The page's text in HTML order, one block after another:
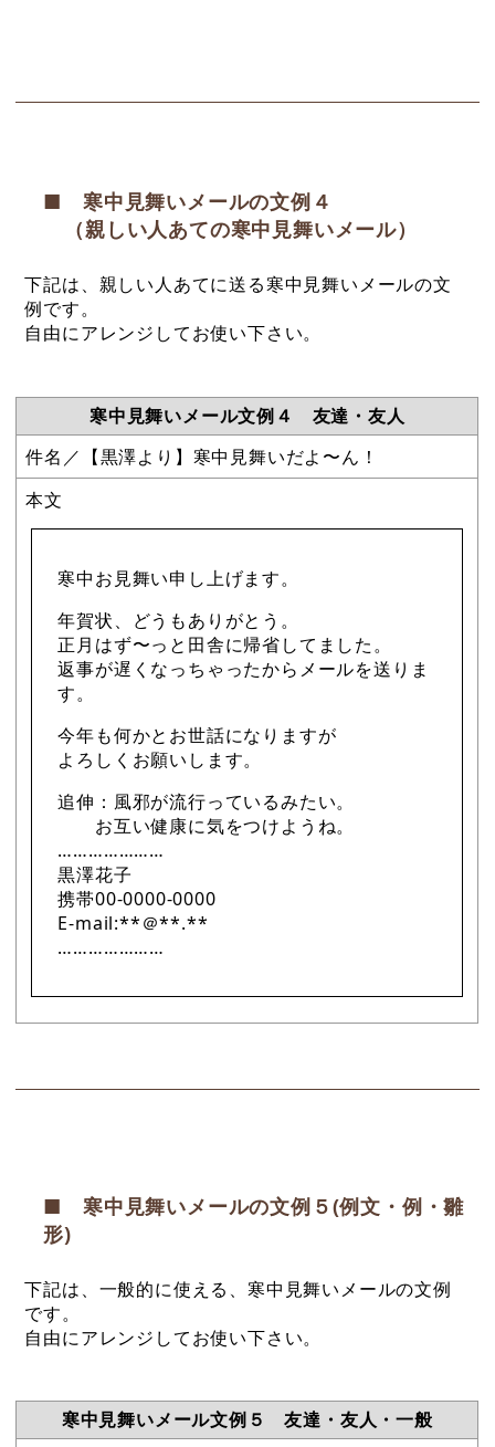
■ 寒中見舞いメールの文例４
（親しい人あての寒中見舞いメール）
下記は、親しい人あてに送る寒中見舞いメールの文
例です。
自由にアレンジしてお使い下さい。
寒中見舞いメール文例４ 友達・友人
件名／【黒澤より】寒中見舞いだよ〜ん！
本文
寒中お見舞い申し上げます。
年賀状、どうもありがとう。
正月はず〜っと田舎に帰省してました。
返事が遅くなっちゃったからメールを送りま
す。
今年も何かとお世話になりますが
よろしくお願いします。
追伸：風邪が流行っているみたい。
お互い健康に気をつけようね。
…………………
黒澤花子
携帯00-0000-0000
E-mail:**＠**.**
…………………
■ 寒中見舞いメールの文例５(例文・例・雛
形)
下記は、一般的に使える、寒中見舞いメールの文例
です。
自由にアレンジしてお使い下さい。
寒中見舞いメール文例５ 友達・友人・一般